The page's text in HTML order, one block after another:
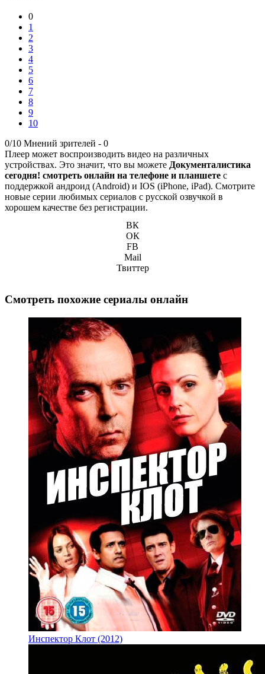
0
1
2
3
4
5
6
7
8
9
10
0/10 Мнений зрителей - 0
Плеер может воспроизводить видео на различных
устройствах. Это значит, что вы можете Документалистика
сегодня! смотреть онлайн на телефоне и планшете с
поддержкой андроид (Android) и IOS (iPhone, iPad). Смотрите
новые серии любимых сериалов с русской озвучкой в
хорошем качестве без регистрации.
ВК
ОК
FB
Mail
Твиттер
Смотреть похожие сериалы онлайн
Инспектор Клот (2012)